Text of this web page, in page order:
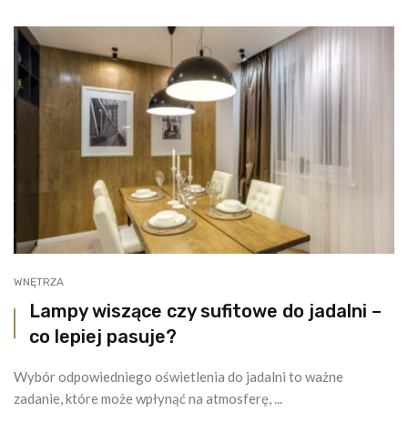
WNĘTRZA
Lampy wiszące czy sufitowe do jadalni –
co lepiej pasuje?
Wybór odpowiedniego oświetlenia do jadalni to ważne
zadanie, które może wpłynąć na atmosferę, ...